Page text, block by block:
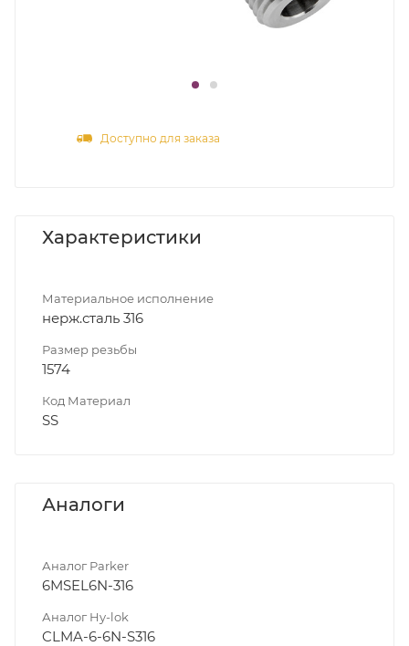
Доступно для заказа
Характеристики
Материальное исполнение
нерж.сталь 316
Размер резьбы
1574
Код Материал
SS
Аналоги
Аналог Parker
6MSEL6N-316
Аналог Hy-lok
CLMA-6-6N-S316